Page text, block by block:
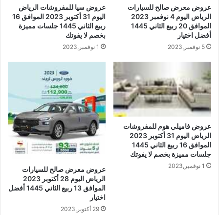
عروض معرض صالح للسيارات
الرياض اليوم 4 نوفمبر 2023
الموافق 20 ربيع الثاني 1445
أفضل اختيار
5 نوفمبر,2023
عروض سيا للمفروشات الرياض
اليوم 31 أكتوبر 2023 الموافق 16
ربيع الثاني 1445 جلسات مميزة
بخصم لا يفوتك
1 نوفمبر,2023
عروض فاميلي هوم للمفروشات
الرياض اليوم 31 أكتوبر 2023
الموافق 16 ربيع الثاني 1445
جلسات مميزة بخصم لا يفوتك
1 نوفمبر,2023
عروض معرض صالح للسيارات
الرياض اليوم 28 أكتوبر 2023
الموافق 13 ربيع الثاني 1445 أفضل
اختيار
29 أكتوبر,2023